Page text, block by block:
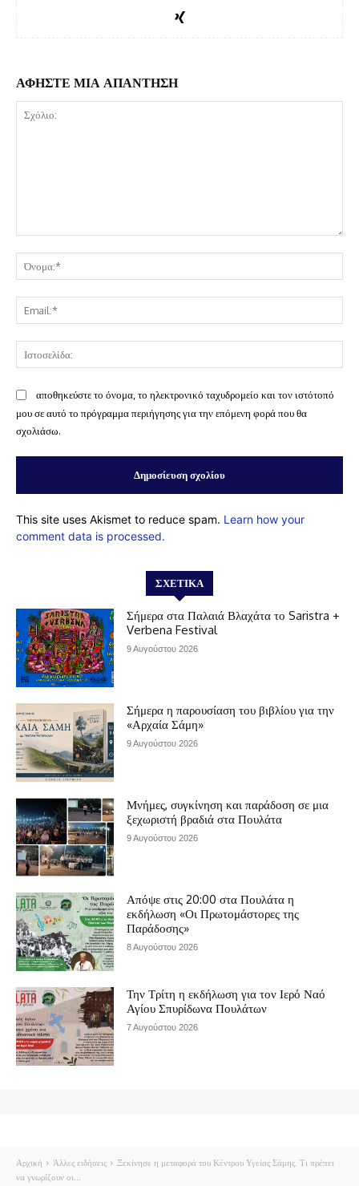
ΑΦΗΣΤΕ ΜΙΑ ΑΠΑΝΤΗΣΗ
αποθηκεύστε το όνομα, το ηλεκτρονικό ταχυδρομείο και τον ιστότοπό
μου σε αυτό το πρόγραμμα περιήγησης για την επόμενη φορά που θα
σχολιάσω.
This site uses Akismet to reduce spam. Learn how your
comment data is processed.
ΣΧΕΤΙΚΆ
Σήμερα στα Παλαιά Βλαχάτα το Saristra +
Verbena Festival
9 Αυγούστου 2026
Σήμερα η παρουσίαση του βιβλίου για την
«Αρχαία Σάμη»
9 Αυγούστου 2026
Μνήμες, συγκίνηση και παράδοση σε μια
ξεχωριστή βραδιά στα Πουλάτα
9 Αυγούστου 2026
Απόψε στις 20:00 στα Πουλάτα η
εκδήλωση «Οι Πρωτομάστορες της
Παράδοσης»
8 Αυγούστου 2026
Την Τρίτη η εκδήλωση για τον Ιερό Ναό
Αγίου Σπυρίδωνα Πουλάτων
7 Αυγούστου 2026